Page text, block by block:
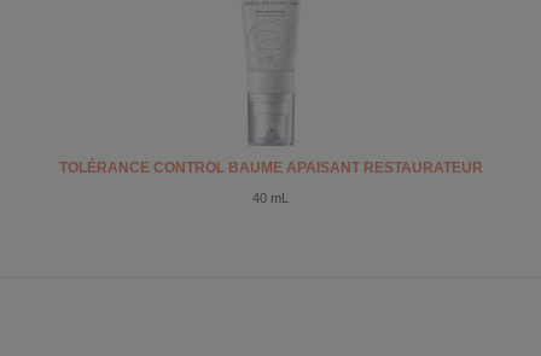
TOLÉRANCE CONTROL BAUME APAISANT RESTAURATEUR
40 mL